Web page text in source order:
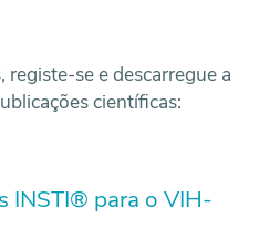
registe-se e descarregue a
científicas:
INSTI® para o VIH-